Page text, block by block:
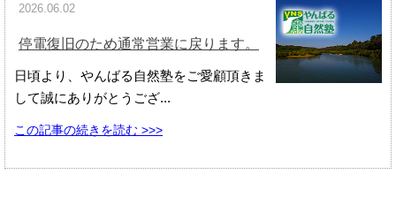
2026.06.02
停電復旧のため通常営業に戻ります。
日頃より、やんばる自然塾をご愛顧頂きま
して誠にありがとうござ...
この記事の続きを読む >>>